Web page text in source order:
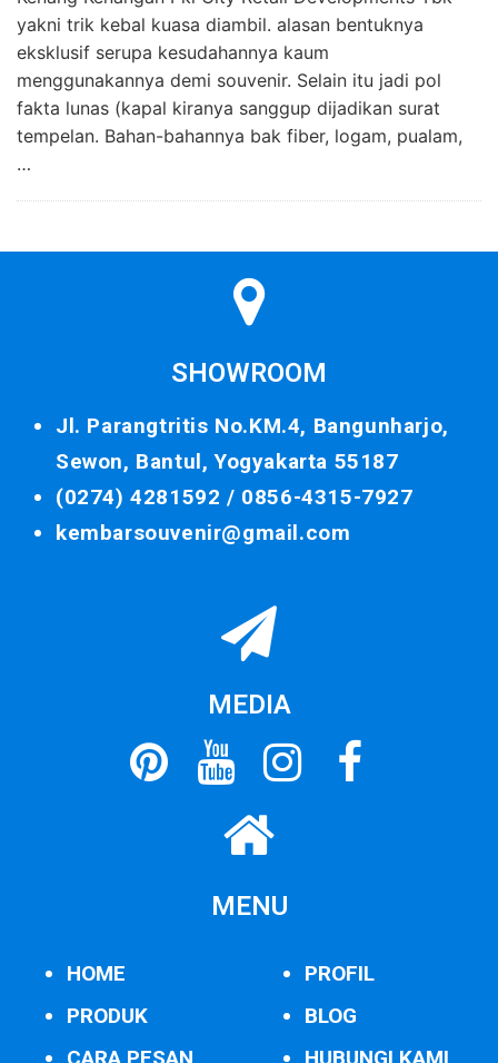
yakni trik kebal kuasa diambil. alasan bentuknya
eksklusif serupa kesudahannya kaum
menggunakannya demi souvenir. Selain itu jadi pol
fakta lunas (kapal kiranya sanggup dijadikan surat
tempelan. Bahan-bahannya bak fiber, logam, pualam,
…
SHOWROOM
Jl. Parangtritis No.KM.4, Bangunharjo,
Sewon, Bantul, Yogyakarta 55187
(0274) 4281592 / 0856-4315-7927
kembarsouvenir@gmail.com
MEDIA
MENU
HOME
PRODUK
CARA PESAN
PROFIL
BLOG
HUBUNGI KAMI